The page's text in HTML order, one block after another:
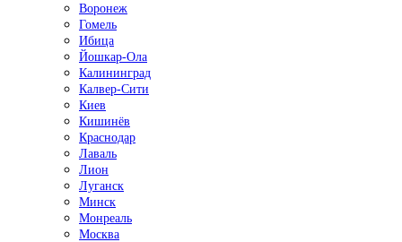
Воронеж
Гомель
Ибица
Йошкар-Ола
Калининград
Калвер-Сити
Киев
Кишинёв
Краснодар
Лаваль
Лион
Луганск
Минск
Монреаль
Москва